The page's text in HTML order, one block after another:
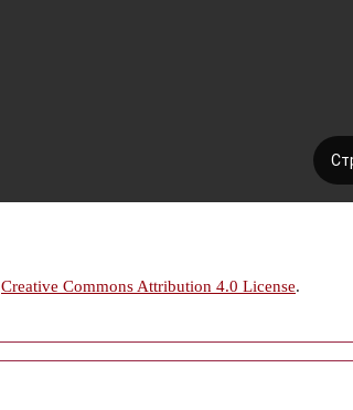
Creative Commons Attribution 4.0 License.